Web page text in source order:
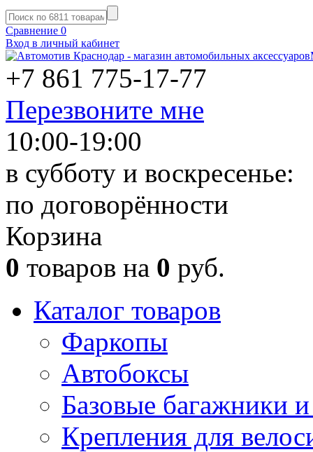
Сравнение 0
Вход в личный кабинет
+7 861 775-17-77
Перезвоните мне
10:00-19:00
в субботу и воскресенье:
по договорённости
Корзина
0 товаров на 0 руб.
Каталог товаров
Фаркопы
Автобоксы
Базовые багажники
Крепления для